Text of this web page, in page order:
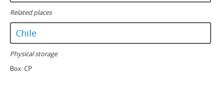
Related places
Chile
Physical storage
Box:CP